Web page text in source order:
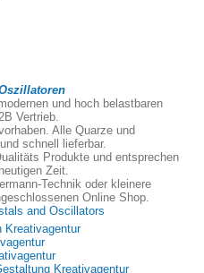
und hoch belastbaren
Vertrieb.
Alle Quarze und
schnell lieferbar.
Produkte und entsprechen
Zeit.
Technik oder kleinere
Online Shop.
and Oscillators
Kreativagentur
Kreativagentur